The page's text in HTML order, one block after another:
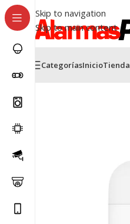
Skip to navigation
Skip to main content
CategoríasInicioTienda